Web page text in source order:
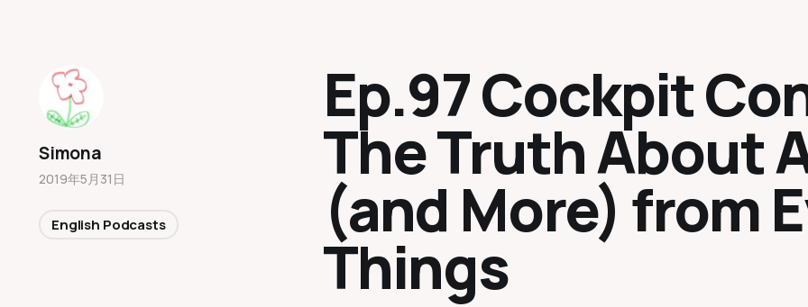
Ep.97 Cockpit
The Truth About
(and More) from
Things
Simona
2019年5月31日
English Podcasts